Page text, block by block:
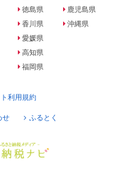
徳島県
香川県
愛媛県
高知県
福岡県
鹿児島県
沖縄県
利用規約
せ ふるとく